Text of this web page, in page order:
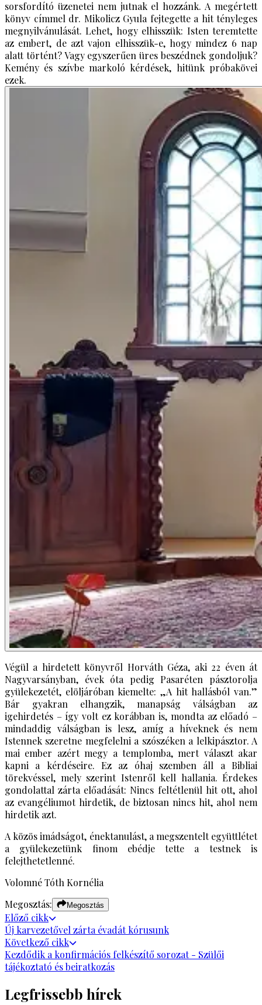
sorsfordító üzenetei nem jutnak el hozzánk. A megértett
könyv címmel dr. Mikolicz Gyula fejtegette a hit tényleges
megnyilvánulását. Lehet, hogy elhisszük: Isten teremtette
az embert, de azt vajon elhisszük-e, hogy mindez 6 nap
alatt történt? Vagy egyszerűen üres beszédnek gondoljuk?
Kemény és szívbe markoló kérdések, hitünk próbakövei
ezek.
Végül a hirdetett könyvről Horváth Géza, aki 22 éven át
Nagyvarsányban, évek óta pedig Pasaréten pásztorolja
gyülekezetét, elöljáróban kiemelte: „A hit hallásból van.”
Bár gyakran elhangzik, manapság válságban az
igehirdetés – így volt ez korábban is, mondta az előadó –
mindaddig válságban is lesz, amíg a híveknek és nem
Istennek szeretne megfelelni a szószéken a lelkipásztor. A
mai ember azért megy a templomba, mert választ akar
kapni a kérdéseire. Ez az óhaj szemben áll a Bibliai
törekvéssel, mely szerint Istenről kell hallania. Érdekes
gondolattal zárta előadását: Nincs feltétlenül hit ott, ahol
az evangéliumot hirdetik, de biztosan nincs hit, ahol nem
hirdetik azt.
A közös imádságot, énektanulást, a megszentelt együttlétet
a gyülekezetünk finom ebédje tette a testnek is
felejthetetlenné.
Volomné Tóth Kornélia
Megosztás:
Megosztás
Előző cikk
Új karvezetővel zárta évadát kórusunk
Következő cikk
Kezdődik a konfirmációs felkészítő sorozat - Szülői
tájékoztató és beiratkozás
Legfrissebb hírek